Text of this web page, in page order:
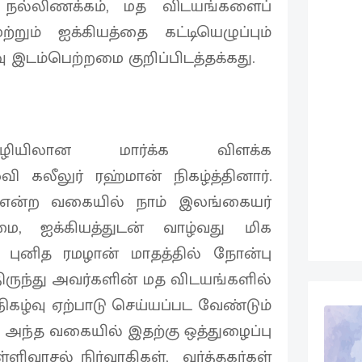
நல்லிணக்கம், மத விடயங்களைப்
ஐக்கியத்தை கட்டியெழுப்பும்
குறிப்பிடத்தக்கது.
மார்க்க விளக்க
ரஹ்மான் நிகழ்த்தினார்.
வகையில் நாம் இலங்கையர்
ஐக்கியத்துடன் வாழ்வது மிக
ரமழான் மாதத்தில் நோன்பு
அவர்களின் மத விடயங்களில்
ஏற்பாடு செய்யப்பட வேண்டும்
வகையில் இதற்கு ஒத்துழைப்பு